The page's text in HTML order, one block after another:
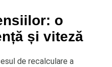
o
și viteză
de recalculare a